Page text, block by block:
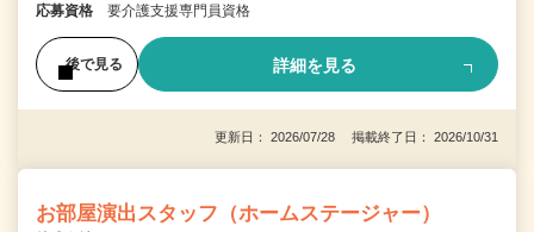
応募資格 要介護支援専門員資格
後で見る 詳細を見る
更新日： 2026/07/28 掲載終了日： 2026/10/31
お部屋演出スタッフ（ホームステージャー）